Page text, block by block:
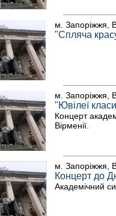
м. Запоріжжя,
"Спляча
м. Запоріжжя,
"Ювілеї
Концерт
Вірменії.
м. Запоріжжя,
Концерт до
Академічний